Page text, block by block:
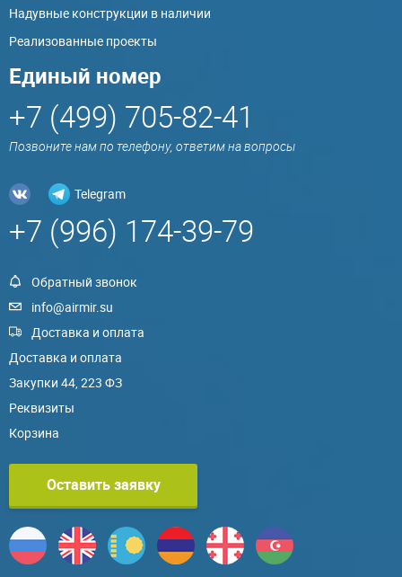
Надувные конструкции в наличии
Реализованные проекты
Единый номер
+7 (499) 705-82-41
Позвоните нам по телефону, ответим на вопросы
Telegram
+7 (996) 174-39-79
Обратный звонок
info@airmir.su
Доставка и оплата
Доставка и оплата
Закупки 44, 223 ФЗ
Реквизиты
Корзина
Оставить заявку